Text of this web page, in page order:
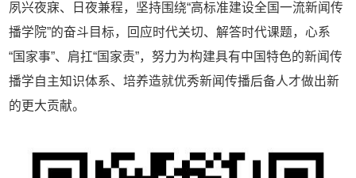
夙兴夜寐、日夜兼程，坚持围绕“高标准建设全国一流新闻传
播学院”的奋斗目标，回应时代关切、解答时代课题，心系
“国家事”、肩扛“国家责”，努力为构建具有中国特色的新闻传
播学自主知识体系、培养造就优秀新闻传播后备人才做出新
的更大贡献。